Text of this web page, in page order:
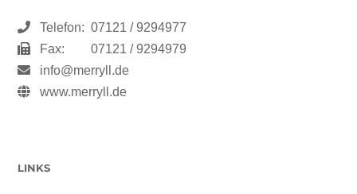
Telefon: 07121 / 9294977
Fax:
07121 / 9294979
info@merryll.de
www.merryll.de
LINKS